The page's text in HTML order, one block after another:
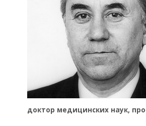
доктор медицинских наук,